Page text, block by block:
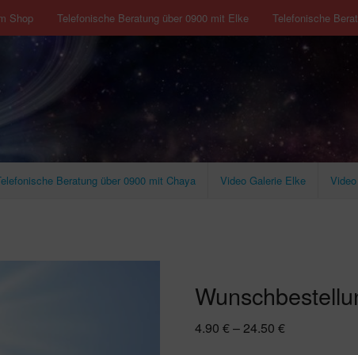
Shop Telefonische Beratung über 0900 mit Elke Telefonische
Beratung über 0900 mit Chaya Video Galerie Elke
4.90€–24.50€